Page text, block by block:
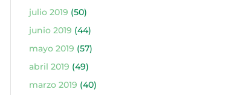
julio 2019 (50)
junio 2019 (44)
mayo 2019 (57)
abril 2019 (49)
marzo 2019 (40)